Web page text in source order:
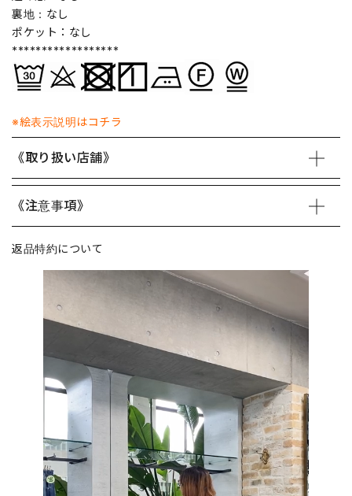
裏地：なし
ポケット：なし
******************
※絵表示説明はコチラ
《取り扱い店舗》
《注意事項》
返品特約について